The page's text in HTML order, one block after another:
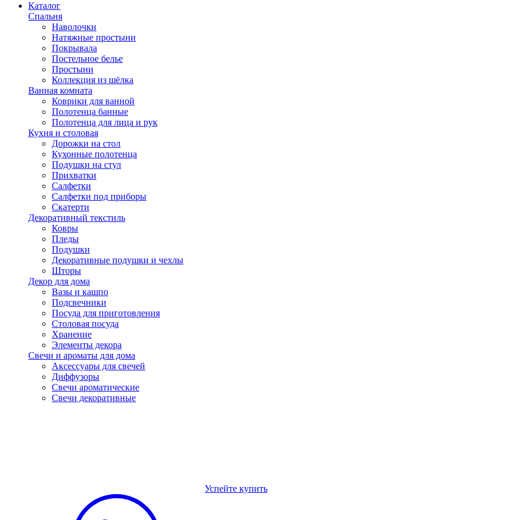
Каталог
Спальня
Наволочки
Натяжные простыни
Покрывала
Постельное белье
Простыни
Коллекция из шёлка
Ванная комната
Коврики для ванной
Полотенца банные
Полотенца для лица и рук
Кухня и столовая
Дорожки на стол
Кухонные полотенца
Подушки на стул
Прихватки
Салфетки
Салфетки под приборы
Скатерти
Декоративный текстиль
Ковры
Пледы
Подушки
Декоративные подушки и чехлы
Шторы
Декор для дома
Вазы и кашпо
Подсвечники
Посуда для приготовления
Столовая посуда
Хранение
Элементы декора
Свечи и ароматы для дома
Аксессуары для свечей
Диффузоры
Свечи ароматические
Свечи декоративные
Успейте купить